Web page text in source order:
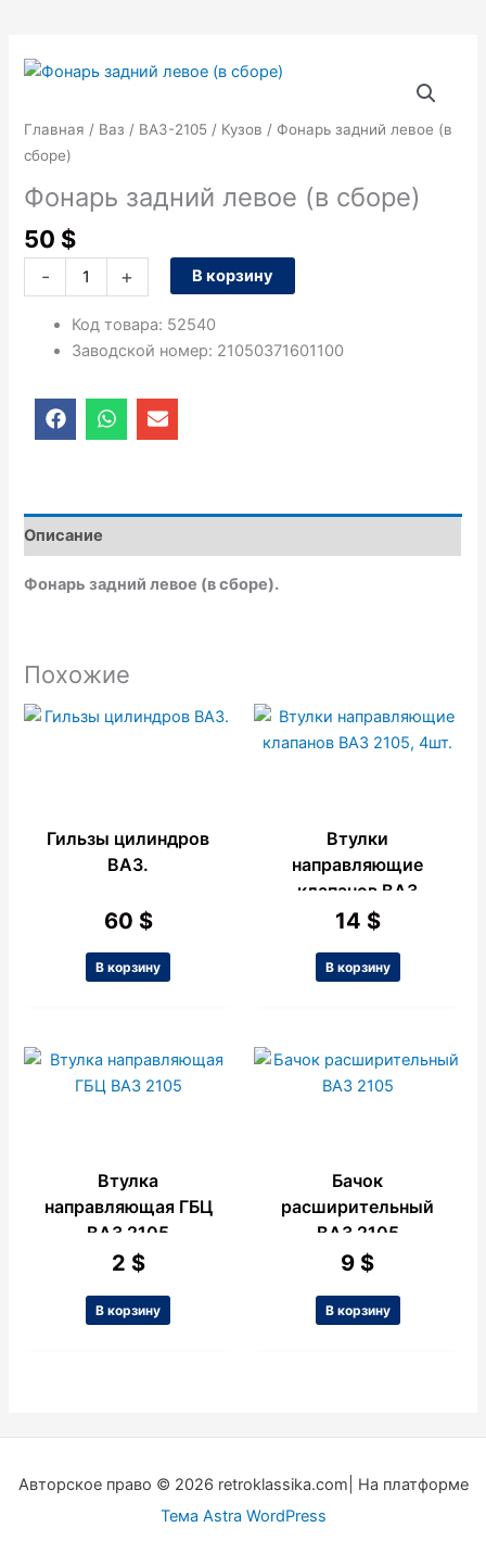
Главная / Ваз / ВАЗ-2105 / Кузов / Фонарь задний левое (в
сборе)
Фонарь задний левое (в сборе)
50 $
-
Количество
Фонарь
задний
(в
сборе)
+ В корзину
Код товара: 52540
Заводской номер: 21050371601100
F
a
o
o
k
W
h
a
p
E
n
o
e
Описание
Фонарь задний левое (в сборе).
Похожие
Гильзы цилиндров
ВАЗ.
60 $
В корзину
Втулки
направляющие
клапанов ВАЗ
2105, 4шт.
14 $
В корзину
Втулка
направляющая ГБЦ
ВАЗ 2105
2 $
В корзину
Бачок
расширительный
ВАЗ 2105
9 $
В корзину
Авторское право © 2026 retroklassika.com| На платформе
Тема Astra WordPress